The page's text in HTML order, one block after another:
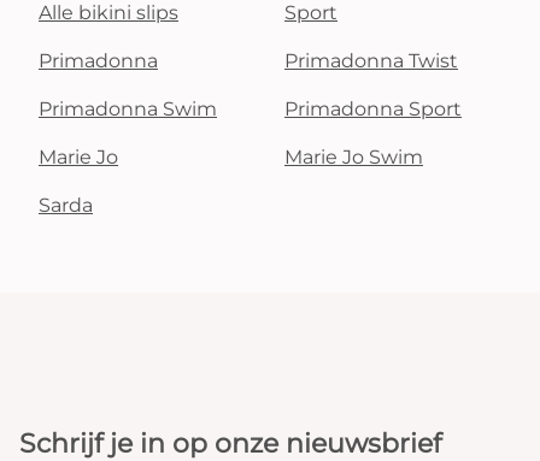
Alle bikini slips Sport
Primadonna Primadonna Twist
Primadonna Swim Primadonna Sport
Marie Jo Marie Jo Swim
Sarda
Schrijf je in op onze nieuwsbrief